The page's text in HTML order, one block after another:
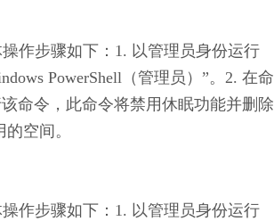
作步骤如下：1. 以管理员身份运行
PowerShell（管理员）”。2. 在命
命令，此命令将禁用休眠功能并删除
空间。
作步骤如下：1. 以管理员身份运行